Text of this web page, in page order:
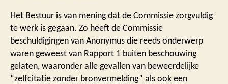
Het Bestuur is van mening dat de Commissie zorgvuldig
te werk is gegaan. Zo heeft de Commissie
beschuldigingen van Anonymus die reeds onderwerp
waren geweest van Rapport 1 buiten beschouwing
gelaten, waaronder alle gevallen van beweerdelijke
“zelfcitatie zonder bronvermelding” als ook een